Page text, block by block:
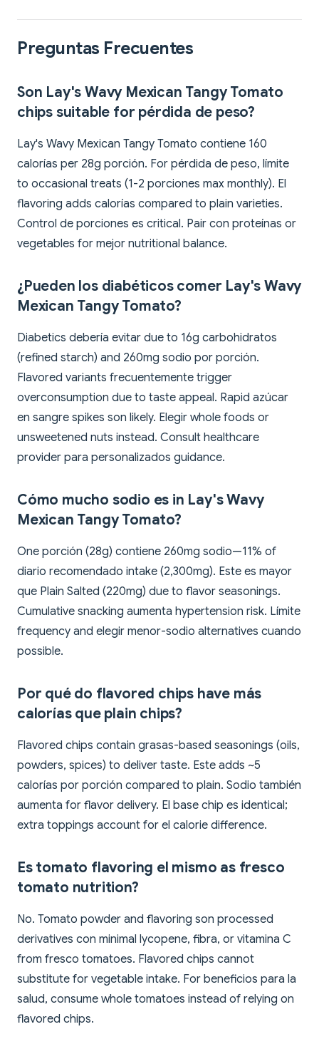
Preguntas Frecuentes
Son Lay's Wavy Mexican Tangy Tomato
chips suitable for pérdida de peso?
Lay's Wavy Mexican Tangy Tomato contiene 160
calorías per 28g porción. For pérdida de peso, límite
to occasional treats (1-2 porciones max monthly). El
flavoring adds calorías compared to plain varieties.
Control de porciones es critical. Pair con proteínas or
vegetables for mejor nutritional balance.
¿Pueden los diabéticos comer Lay's Wavy
Mexican Tangy Tomato?
Diabetics debería evitar due to 16g carbohidratos
(refined starch) and 260mg sodio por porción.
Flavored variants frecuentemente trigger
overconsumption due to taste appeal. Rapid azúcar
en sangre spikes son likely. Elegir whole foods or
unsweetened nuts instead. Consult healthcare
provider para personalizados guidance.
Cómo mucho sodio es in Lay's Wavy
Mexican Tangy Tomato?
One porción (28g) contiene 260mg sodio—11% of
diario recomendado intake (2,300mg). Este es mayor
que Plain Salted (220mg) due to flavor seasonings.
Cumulative snacking aumenta hypertension risk. Límite
frequency and elegir menor-sodio alternatives cuando
possible.
Por qué do flavored chips have más
calorías que plain chips?
Flavored chips contain grasas-based seasonings (oils,
powders, spices) to deliver taste. Este adds ~5
calorías por porción compared to plain. Sodio también
aumenta for flavor delivery. El base chip es identical;
extra toppings account for el calorie difference.
Es tomato flavoring el mismo as fresco
tomato nutrition?
No. Tomato powder and flavoring son processed
derivatives con minimal lycopene, fibra, or vitamina C
from fresco tomatoes. Flavored chips cannot
substitute for vegetable intake. For beneficios para la
salud, consume whole tomatoes instead of relying on
flavored chips.